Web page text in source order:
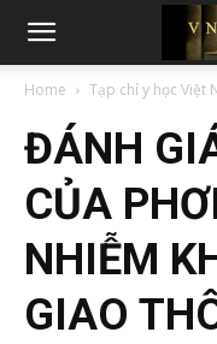
Home Tạp chí y học Việt
ĐÁNH
CỦA
NHIỄM
GIAO